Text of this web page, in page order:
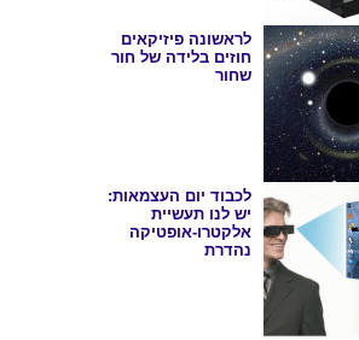
לראשונה פיזיקאים
חוזים בלידה של חור
שחור
לכבוד יום העצמאות:
יש לנו תעשיית
אלקטרו-אופטיקה
נהדרת